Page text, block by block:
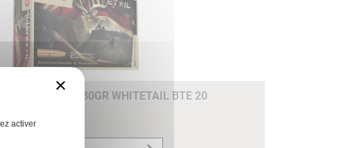
11.7G 180GR WHITETAIL BTE 20
×
activer